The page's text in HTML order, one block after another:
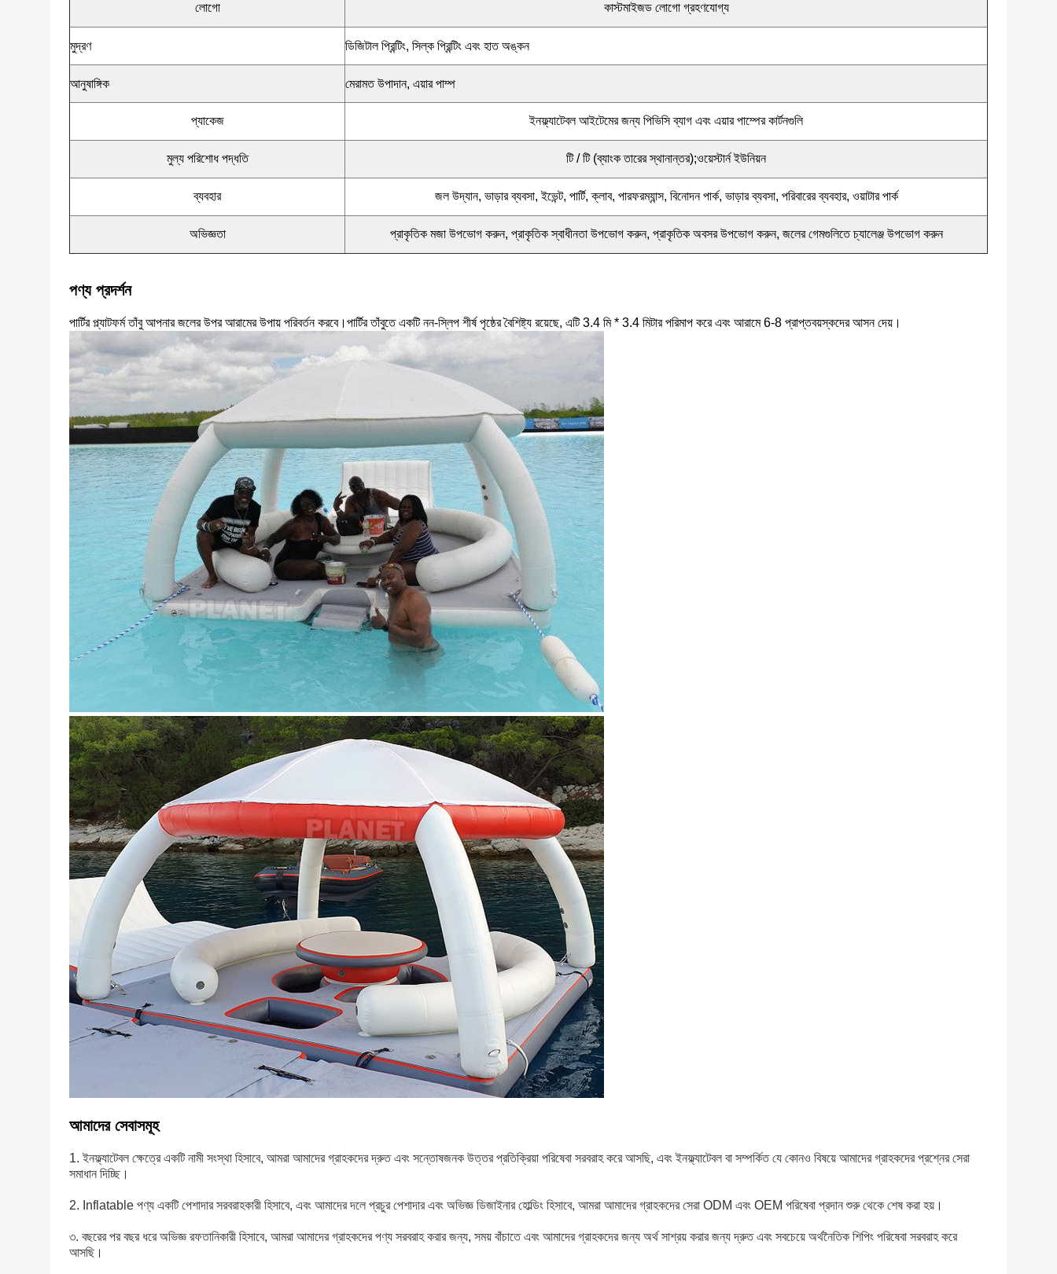
লোগো কাস্টমাইজড লোগো গ্রহণযোগ্য
মুদ্রণ ডিজিটাল প্রিন্টিং, সিল্ক প্রিন্টিং এবং হাত অঙ্কন
আনুষাঙ্গিক মেরামত উপাদান, এয়ার পাম্প
প্যাকেজ ইনফ্ল্যাটেবল আইটেমের জন্য পিভিসি ব্যাগ এবং এয়ার পাম্পের কার্টনগুলি
মুল্য পরিশোধ পদ্ধতি টি / টি (ব্যাংক তারের স্থানান্তর);ওয়েস্টার্ন ইউনিয়ন
ব্যবহার জল উদ্যান, ভাড়ার ব্যবসা, ইভেন্ট, পার্টি, ক্লাব, পারফরম্যান্স, বিনোদন পার্ক, ভাড়ার ব্যবসা, পরিবারের ব্যবহার, ওয়াটার পার্ক
অভিজ্ঞতা প্রাকৃতিক মজা উপভোগ করুন, প্রাকৃতিক স্বাধীনতা উপভোগ করুন, প্রাকৃতিক অবসর উপভোগ করুন, জলের গেমগুলিতে চ্যালেঞ্জ উপভোগ করুন
পণ্য প্রদর্শন
পার্টির প্ল্যাটফর্ম তাঁবু আপনার জলের উপর আরামের উপায় পরিবর্তন করবে।পার্টির তাঁবুতে একটি নন-স্লিপ শীর্ষ পৃষ্ঠের বৈশিষ্ট্য রয়েছে, এটি 3.4 মি * 3.4 মিটার পরিমাপ করে এবং আরামে 6-8 প্রাপ্তবয়স্কদের আসন দেয়।
আমাদের সেবাসমূহ
1. ইনফ্ল্যাটেবল ক্ষেত্রে একটি নামী সংস্থা হিসাবে, আমরা আমাদের গ্রাহকদের দ্রুত এবং সন্তোষজনক উত্তর প্রতিক্রিয়া পরিষেবা সরবরাহ করে আসছি, এবং ইনফ্ল্যাটেবল বা সম্পর্কিত যে কোনও বিষয়ে আমাদের গ্রাহকদের প্রশ্নের সেরা
সমাধান দিচ্ছি।
2. Inflatable পণ্য একটি পেশাদার সরবরাহকারী হিসাবে, এবং আমাদের দলে প্রচুর পেশাদার এবং অভিজ্ঞ ডিজাইনার হোল্ডিং হিসাবে, আমরা আমাদের গ্রাহকদের সেরা ODM এবং OEM পরিষেবা প্রদান শুরু থেকে শেষ করা হয়।
৩. বছরের পর বছর ধরে অভিজ্ঞ রফতানিকারী হিসাবে, আমরা আমাদের গ্রাহকদের পণ্য সরবরাহ করার জন্য, সময় বাঁচাতে এবং আমাদের গ্রাহকদের জন্য অর্থ সাশ্রয় করার জন্য দ্রুত এবং সবচেয়ে অর্থনৈতিক শিপিং পরিষেবা সরবরাহ করে
আসছি।